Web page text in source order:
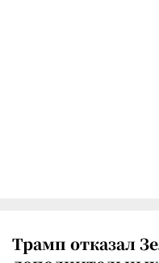
Трамп отказал